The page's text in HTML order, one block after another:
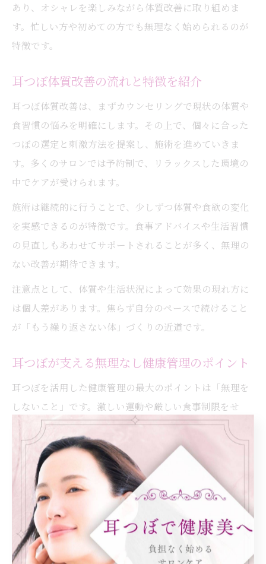
あり、オシャレを楽しみながら体質改善に取り組めま
す。忙しい方や初めての方でも無理なく始められるのが
特徴です。
耳つぼ体質改善の流れと特徴を紹介
耳つぼ体質改善は、まずカウンセリングで現状の体質や
食習慣の悩みを明確にします。その上で、個々に合った
つぼの選定と刺激方法を提案し、施術を進めていきま
す。多くのサロンでは予約制で、リラックスした環境の
中でケアが受けられます。
施術は継続的に行うことで、少しずつ体質や食欲の変化
を実感できるのが特徴です。食事アドバイスや生活習慣
の見直しもあわせてサポートされることが多く、無理の
ない改善が期待できます。
注意点として、体質や生活状況によって効果の現れ方に
は個人差があります。焦らず自分のペースで続けること
が「もう繰り返さない体」づくりの近道です。
耳つぼが支える無理なし健康管理のポイント
耳つぼを活用した健康管理の最大のポイントは「無理を
しないこと」です。激しい運動や厳しい食事制限をせ
ず、耳つぼ刺激によって自然と食欲や体質が整うため、
ストレスなく続けられます。
また、ダイエットサロンでの定期的なカウンセリングや
アフターケアも、体調の変化に合わせてサポートしても
らえる安心材料です。年齢やライフスタイルに合わせた
アドバイスが受けられるため、初心者から経験者まで幅
広く利用されています。